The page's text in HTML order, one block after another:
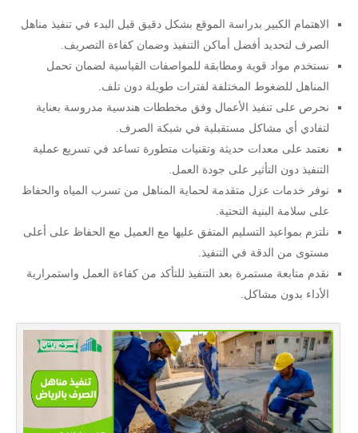
الاهتمام الكبير بدراسة الموقع بشكل دقيق قبل البدء في تنفيذ مناهل
الصرف لتحديد أفضل أماكن التنفيذ وضمان كفاءة التصريف.
نستخدم مواد قوية ومطابقة للمواصفات القياسية لضمان تحمل
المناهل للضغوط المختلفة لفترات طويلة دون تلف.
نحرص على تنفيذ الأعمال وفق مخططات هندسية مدروسة بعناية
لتفادي أي مشاكل مستقبلية في شبكة الصرف.
نعتمد على معدات حديثة وتقنيات متطورة تساعد في تسريع عملية
التنفيذ دون التأثير على جودة العمل.
نوفر خدمات عزل متقدمة لحماية المناهل من تسرب المياه والحفاظ
على سلامة البنية التحتية.
نلتزم بمواعيد التسليم المتفق عليها مع العميل مع الحفاظ على أعلى
مستوى من الدقة في التنفيذ.
نقدم متابعة مستمرة بعد التنفيذ للتأكد من كفاءة العمل واستمرارية
الأداء بدون مشاكل.